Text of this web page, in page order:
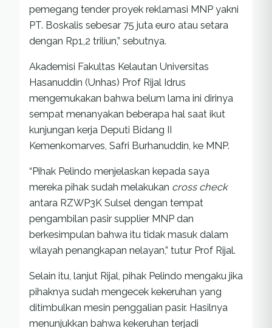
pemegang tender proyek reklamasi MNP yakni
PT. Boskalis sebesar 75 juta euro atau setara
dengan Rp1,2 triliun,” sebutnya.
Akademisi Fakultas Kelautan Universitas
Hasanuddin (Unhas) Prof Rijal Idrus
mengemukakan bahwa belum lama ini dirinya
sempat menanyakan beberapa hal saat ikut
kunjungan kerja Deputi Bidang II
Kemenkomarves, Safri Burhanuddin, ke MNP.
“Pihak Pelindo menjelaskan kepada saya
mereka pihak sudah melakukan cross check
antara RZWP3K Sulsel dengan tempat
pengambilan pasir supplier MNP dan
berkesimpulan bahwa itu tidak masuk dalam
wilayah penangkapan nelayan,” tutur Prof Rijal.
Selain itu, lanjut Rijal, pihak Pelindo mengaku jika
pihaknya sudah mengecek kekeruhan yang
ditimbulkan mesin penggalian pasir. Hasilnya
menunjukkan bahwa kekeruhan terjadi